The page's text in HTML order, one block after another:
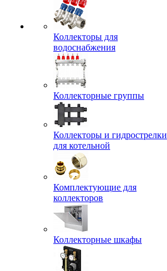
Коллекторы для
водоснабжения
Коллекторные группы
Коллекторы и гидрострелки
для котельной
Комплектующие для
коллекторов
Коллекторные шкафы